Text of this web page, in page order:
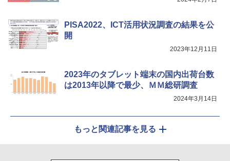
PISA2022、ICT活用状況調査の結果を公
開
2023年12月11日
2023年のタブレット端末の国内出荷台数
は2013年以降で最少、ＭＭ総研調査
2024年3月14日
もっと関連記事を見る